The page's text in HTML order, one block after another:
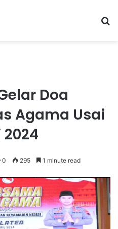
Doa
Agama Usai
0 295 1 minute read